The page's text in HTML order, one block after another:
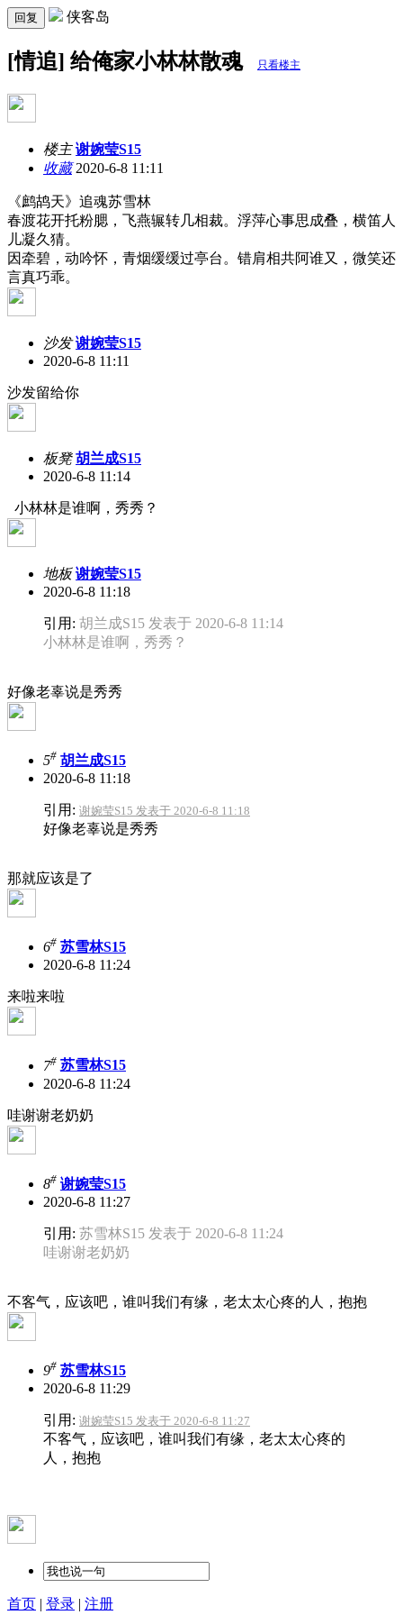
回复 侠客岛
[情追] 给俺家小林林散魂 只看楼主
楼主 谢婉莹S15
收藏2020-6-8 11:11
《鹧鸪天》追魂苏雪林
春渡花开托粉腮，飞燕辗转几相裁。浮萍心事思成叠，横笛人
儿凝久猜。
因牵碧，动吟怀，青烟缓缓过亭台。错肩相共阿谁又，微笑还
言真巧乖。
沙发 谢婉莹S15
2020-6-8 11:11
沙发留给你
板凳 胡兰成S15
2020-6-8 11:14
小林林是谁啊，秀秀？
地板 谢婉莹S15
2020-6-8 11:18
引用: 胡兰成S15 发表于 2020-6-8 11:14
小林林是谁啊，秀秀？
好像老辜说是秀秀
5# 胡兰成S15
2020-6-8 11:18
引用: 谢婉莹S15 发表于 2020-6-8 11:18
好像老辜说是秀秀
那就应该是了
6# 苏雪林S15
2020-6-8 11:24
来啦来啦
7# 苏雪林S15
2020-6-8 11:24
哇谢谢老奶奶
8# 谢婉莹S15
2020-6-8 11:27
引用: 苏雪林S15 发表于 2020-6-8 11:24
哇谢谢老奶奶
不客气，应该吧，谁叫我们有缘，老太太心疼的人，抱抱
9# 苏雪林S15
2020-6-8 11:29
引用: 谢婉莹S15 发表于 2020-6-8 11:27
不客气，应该吧，谁叫我们有缘，老太太心疼的
人，抱抱
首页 登录 注册